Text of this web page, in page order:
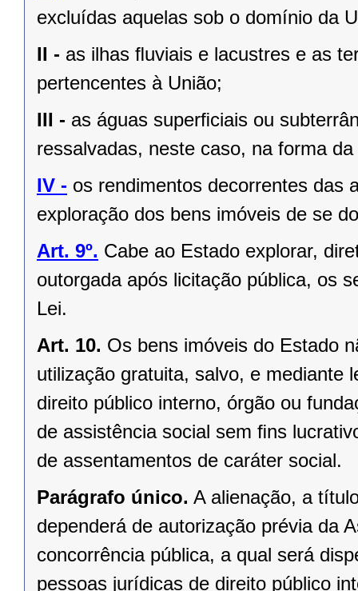
excluídas aquelas sob o domínio da
II - as ilhas ﬂuviais e lacustres e as
pertencentes à União;
III - as águas superﬁciais ou
ressalvadas, neste caso, na forma
IV - os rendimentos decorrentes das
exploração dos bens imóveis de se
Art. 9º. Cabe ao Estado explorar,
outorgada após licitação pública, os
Lei.
Art. 10. Os bens imóveis do Estado
utilização gratuita, salvo, e mediante
direito público interno, órgão ou
de assistência social sem ﬁns
de assentamentos de caráter social.
Parágrafo único. A alienação, a
dependerá de autorização prévia da
concorrência pública, a qual será
pessoas jurídicas de direito público